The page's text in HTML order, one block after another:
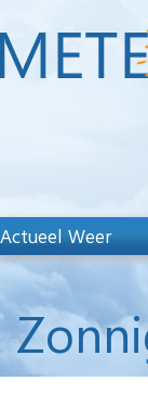
Actueel Weer